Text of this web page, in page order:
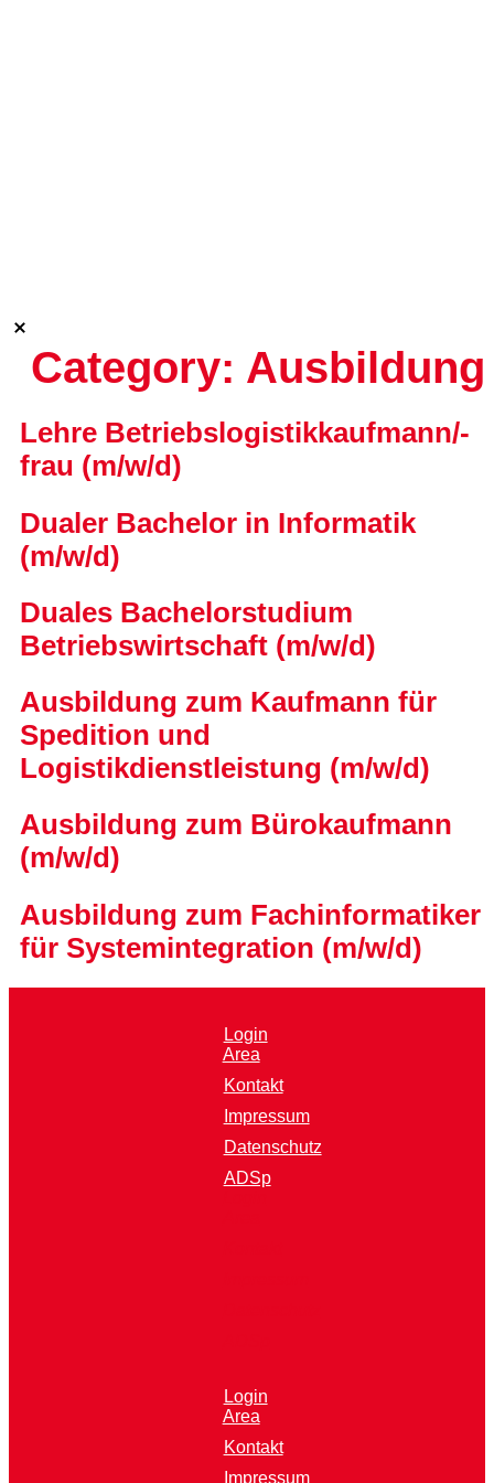
Category: Ausbildung
Lehre Betriebslogistikkaufmann/-
frau (m/w/d)
Dualer Bachelor in Informatik
(m/w/d)
Duales Bachelorstudium
Betriebswirtschaft (m/w/d)
Ausbildung zum Kaufmann für
Spedition und
Logistikdienstleistung (m/w/d)
Ausbildung zum Bürokaufmann
(m/w/d)
Ausbildung zum Fachinformatiker
für Systemintegration (m/w/d)
Login
Area
Kontakt
Impressum
Datenschutz
ADSp
Login
Area
Kontakt
Impressum